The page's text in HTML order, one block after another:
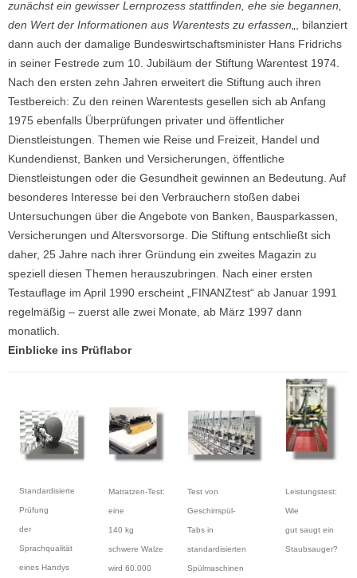
zunächst ein gewisser Lernprozess stattfinden, ehe sie begannen,
den Wert der Informationen aus Warentests zu erfassen „, bilanziert
dann auch der damalige Bundeswirtschaftsminister Hans Fridrichs
in seiner Festrede zum 10. Jubiläum der Stiftung Warentest 1974.
Nach den ersten zehn Jahren erweitert die Stiftung auch ihren
Testbereich: Zu den reinen Warentests gesellen sich ab Anfang
1975 ebenfalls Überprüfungen privater und öffentlicher
Dienstleistungen. Themen wie Reise und Freizeit, Handel und
Kundendienst, Banken und Versicherungen, öffentliche
Dienstleistungen oder die Gesundheit gewinnen an Bedeutung. Auf
besonderes Interesse bei den Verbrauchern stoßen dabei
Untersuchungen über die Angebote von Banken, Bausparkassen,
Versicherungen und Altersvorsorge. Die Stiftung entschließt sich
daher, 25 Jahre nach ihrer Gründung ein zweites Magazin zu
speziell diesen Themen herauszubringen. Nach einer ersten
Testauflage im April 1990 erscheint „FINANZtest“ ab Januar 1991
regelmäßig – zuerst alle zwei Monate, ab März 1997 dann
monatlich.
Einblicke ins Prüflabor
Standardisierte
Prüfung
der
Sprachqualität
eines Handys
Matratzen-Test:
eine
140 kg
schwere Walze
wird 60.000
Test von
Geschirrspül-
Tabs in
standardisierten
Spülmaschinen
Leistungstest:
Wie
gut saugt ein
Staubsauger?